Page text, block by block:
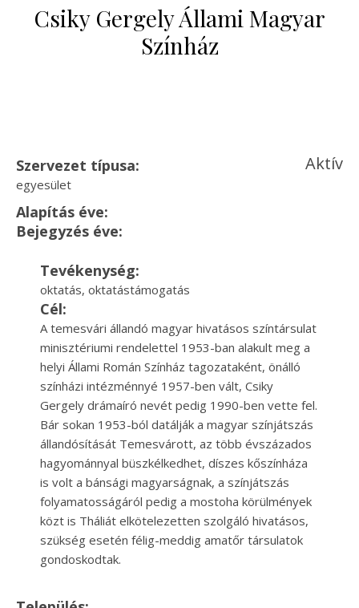
Csiky Gergely Állami Magyar
Színház
Szervezet típusa:
egyesület
Aktív
Alapítás éve:
Bejegyzés éve:
Tevékenység:
oktatás, oktatástámogatás
Cél:
A temesvári állandó magyar hivatásos színtársulat
minisztériumi rendelettel 1953-ban alakult meg a
helyi Állami Román Színház tagozataként, önálló
színházi intézménnyé 1957-ben vált, Csiky
Gergely drámaíró nevét pedig 1990-ben vette fel.
Bár sokan 1953-ból datálják a magyar színjátszás
állandósítását Temesvárott, az több évszázados
hagyománnyal büszkélkedhet, díszes kőszínháza
is volt a bánsági magyarságnak, a színjátszás
folyamatosságáról pedig a mostoha körülmények
közt is Tháliát elkötelezetten szolgáló hivatásos,
szükség esetén félig-meddig amatőr társulatok
gondoskodtak.